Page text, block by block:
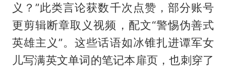
义？”此类言论获数千次点赞，部分账号
更剪辑断章取义视频，配文“警惕伪善式
英雄主义”。这些话语如冰锥扎进谭军女
儿写满英文单词的笔记本扉页，也刺穿了